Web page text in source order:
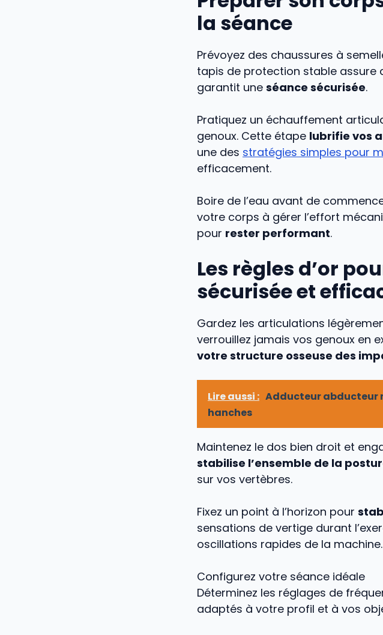
la séance
Prévoyez des chaussures à
tapis de protection stable assure
garantit une séance sécurisée.
Pratiquez un échauffement
genoux. Cette étape lubrifie vos
une des stratégies simples pour
efficacement.
Boire de l’eau avant de
votre corps à gérer l’effort
pour rester performant.
Les règles d’or
sécurisée et
Gardez les articulations
verrouillez jamais vos genoux en
votre structure osseuse des
Lire aussi : Adducteur abducteur
hanches
Maintenez le dos bien droit et
stabilise l’ensemble de la
sur vos vertèbres.
Fixez un point à l’horizon pour
sensations de vertige durant
oscillations rapides de la machine.
Configurez votre séance idéale
Déterminez les réglages de
adaptés à votre profil et à vos